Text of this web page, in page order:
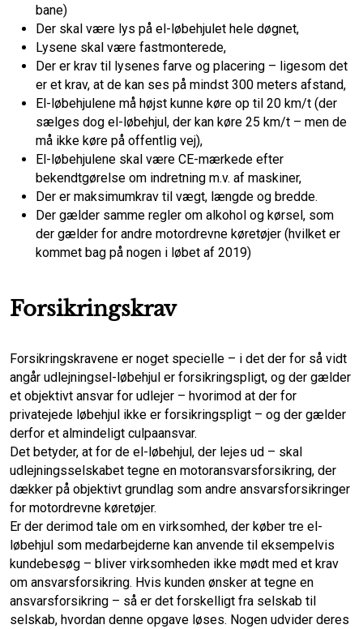
bane)
Der skal være lys på el-løbehjulet hele døgnet,
Lysene skal være fastmonterede,
Der er krav til lysenes farve og placering – ligesom det
er et krav, at de kan ses på mindst 300 meters afstand,
El-løbehjulene må højst kunne køre op til 20 km/t (der
sælges dog el-løbehjul, der kan køre 25 km/t – men de
må ikke køre på offentlig vej),
El-løbehjulene skal være CE-mærkede efter
bekendtgørelse om indretning m.v. af maskiner,
Der er maksimumkrav til vægt, længde og bredde.
Der gælder samme regler om alkohol og kørsel, som
der gælder for andre motordrevne køretøjer (hvilket er
kommet bag på nogen i løbet af 2019)
Forsikringskrav
Forsikringskravene er noget specielle – i det der for så vidt
angår udlejningsel-løbehjul er forsikringspligt, og der gælder
et objektivt ansvar for udlejer – hvorimod at der for
privatejede løbehjul ikke er forsikringspligt – og der gælder
derfor et almindeligt culpaansvar.
Det betyder, at for de el-løbehjul, der lejes ud – skal
udlejningsselskabet tegne en motoransvarsforsikring, der
dækker på objektivt grundlag som andre ansvarsforsikringer
for motordrevne køretøjer.
Er der derimod tale om en virksomhed, der køber tre el-
løbehjul som medarbejderne kan anvende til eksempelvis
kundebesøg – bliver virksomheden ikke mødt med et krav
om ansvarsforsikring. Hvis kunden ønsker at tegne en
ansvarsforsikring – så er det forskelligt fra selskab til
selskab, hvordan denne opgave løses. Nogen udvider deres